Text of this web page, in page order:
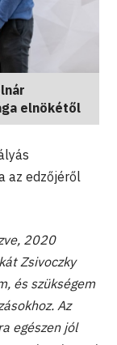
elnökétől
az edzőjéről
2020
Zsivoczky
és szükségem
Az
egészen jól